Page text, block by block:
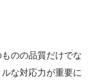
のの品質だけでな
な対応力が重要に